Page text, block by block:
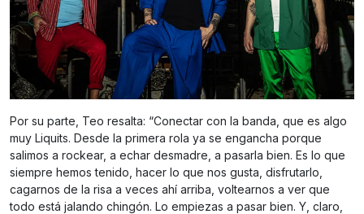
Por su parte, Teo resalta: “Conectar con la banda, que es algo
muy Liquits. Desde la primera rola ya se engancha porque
salimos a rockear, a echar desmadre, a pasarla bien. Es lo que
siempre hemos tenido, hacer lo que nos gusta, disfrutarlo,
cagarnos de la risa a veces ahí arriba, voltearnos a ver que
todo está jalando chingón. Lo empiezas a pasar bien. Y, claro,